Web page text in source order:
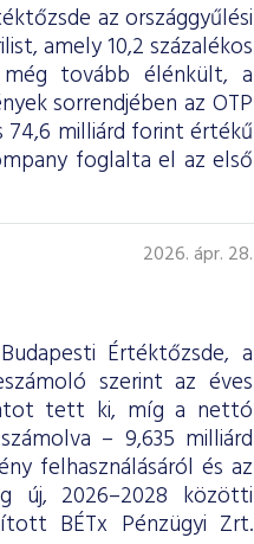
az országgyűlési
amely 10,2 százalékos
még tovább élénkült, a
sorrendjében az OTP
74,6 milliárd forint értékű
foglalta el az első
2026. ápr. 28.
Értéktőzsde, a
szerint az éves
tett ki, míg a nettó
– 9,635 milliárd
felhasználásáról és az
új, 2026–2028 közötti
BÉTx Pénzügyi Zrt.